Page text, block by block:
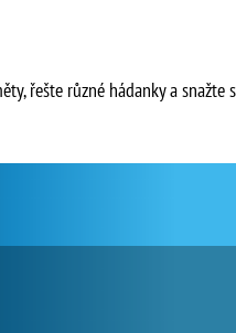
řešte různé hádanky a